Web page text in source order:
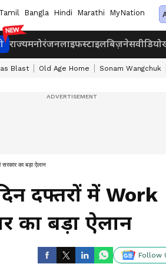
Tamil Bangla Hindi Marathi MyNation
राज्यमनोरंजनलाइफस्टाइलबिज़नेसवीडियो
Blast Old Age Home Sonam Wangchuk
का बड़ा ऐलान
दफ्तरों में Work
का बड़ा ऐलान
Follow